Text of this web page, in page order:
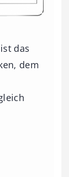
das
dem